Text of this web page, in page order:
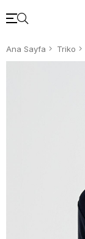
Ana Sayfa Triko